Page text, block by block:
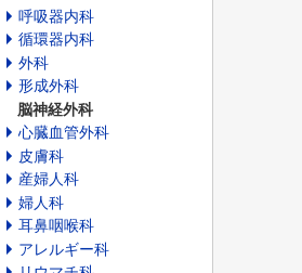
呼吸器内科
循環器内科
外科
形成外科
脳神経外科
心臓血管外科
皮膚科
産婦人科
婦人科
耳鼻咽喉科
アレルギー科